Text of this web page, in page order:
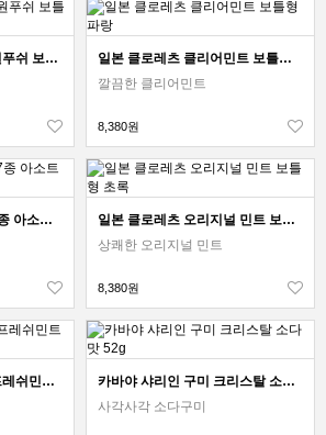
일본 롯데 블랙블랙 껌 원푸쉬 보틀형 검정
일본 클로레츠 클리어민트 보틀형 파랑
깔끔한 클리어민트
8,380원
일본 롯데 자일리톨 껌 7종 아소트 보틀형
일본 클로레츠 오리지널 민트 보틀형 초록
상쾌한 오리지널 민트
8,380원
일본 롯데 자일리톨 껌 프레쉬민트 보틀형 파랑
카바야 샤리인 구미 크리스탈 소다맛 52g
사각사각 소다구미